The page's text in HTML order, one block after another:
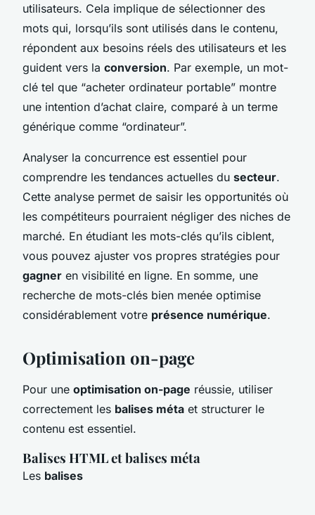
utilisateurs. Cela implique de sélectionner des
mots qui, lorsqu’ils sont utilisés dans le contenu,
répondent aux besoins réels des utilisateurs et les
guident vers la conversion. Par exemple, un mot-
clé tel que “acheter ordinateur portable” montre
une intention d’achat claire, comparé à un terme
générique comme “ordinateur”.
Analyser la concurrence est essentiel pour
comprendre les tendances actuelles du secteur.
Cette analyse permet de saisir les opportunités où
les compétiteurs pourraient négliger des niches de
marché. En étudiant les mots-clés qu’ils ciblent,
vous pouvez ajuster vos propres stratégies pour
gagner en visibilité en ligne. En somme, une
recherche de mots-clés bien menée optimise
considérablement votre présence numérique.
Optimisation on-page
Pour une optimisation on-page réussie, utiliser
correctement les balises méta et structurer le
contenu est essentiel.
Balises HTML et balises méta
Les balises